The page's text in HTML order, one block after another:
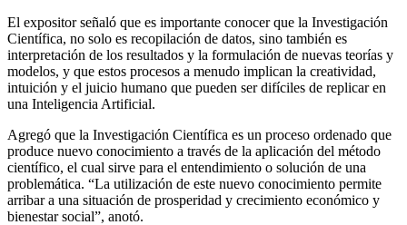
El expositor señaló que es importante conocer que la Investigación
Científica, no solo es recopilación de datos, sino también es
interpretación de los resultados y la formulación de nuevas teorías y
modelos, y que estos procesos a menudo implican la creatividad,
intuición y el juicio humano que pueden ser difíciles de replicar en
una Inteligencia Artificial.
Agregó que la Investigación Científica es un proceso ordenado que
produce nuevo conocimiento a través de la aplicación del método
científico, el cual sirve para el entendimiento o solución de una
problemática. “La utilización de este nuevo conocimiento permite
arribar a una situación de prosperidad y crecimiento económico y
bienestar social”, anotó.